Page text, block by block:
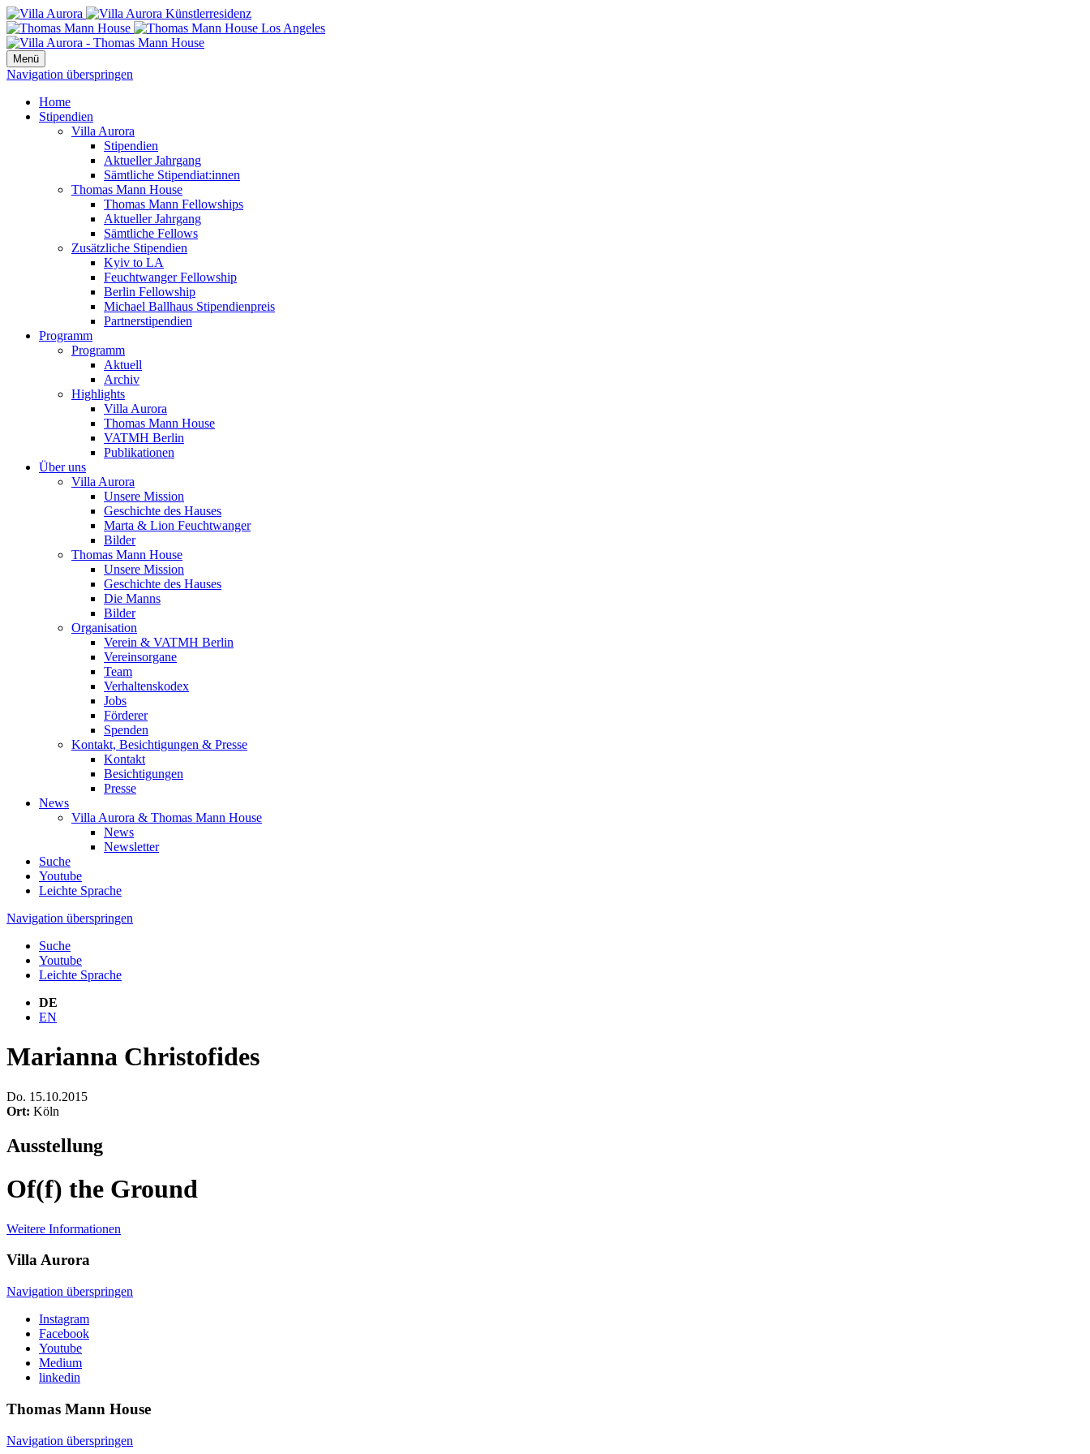
Menü
Navigation überspringen
Home
Stipendien
Villa Aurora
Stipendien
Aktueller Jahrgang
Sämtliche Stipendiat:innen
Thomas Mann House
Thomas Mann Fellowships
Aktueller Jahrgang
Sämtliche Fellows
Zusätzliche Stipendien
Kyiv to LA
Feuchtwanger Fellowship
Berlin Fellowship
Michael Ballhaus Stipendienpreis
Partnerstipendien
Programm
Programm
Aktuell
Archiv
Highlights
Villa Aurora
Thomas Mann House
VATMH Berlin
Publikationen
Über uns
Villa Aurora
Unsere Mission
Geschichte des Hauses
Marta & Lion Feuchtwanger
Bilder
Thomas Mann House
Unsere Mission
Geschichte des Hauses
Die Manns
Bilder
Organisation
Verein & VATMH Berlin
Vereinsorgane
Team
Verhaltenskodex
Jobs
Förderer
Spenden
Kontakt, Besichtigungen & Presse
Kontakt
Besichtigungen
Presse
News
Villa Aurora & Thomas Mann House
News
Newsletter
Suche
Youtube
Leichte Sprache
Navigation überspringen
Suche
Youtube
Leichte Sprache
DE
EN
Marianna Christofides
Do. 15.10.2015
Ort: Köln
Ausstellung
Of(f) the Ground
Weitere Informationen
VillaAurora
Navigation überspringen
Instagram
Facebook
Youtube
Medium
linkedin
Thomas Mann House
Navigation überspringen